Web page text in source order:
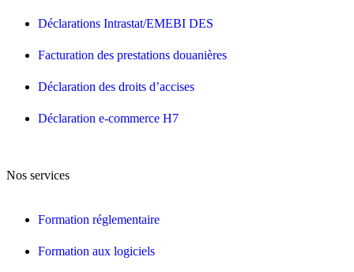
Déclarations Intrastat/EMEBI DES
Facturation des prestations douanières
Déclaration des droits d’accises
Déclaration e-commerce H7
Nos services
Formation réglementaire
Formation aux logiciels